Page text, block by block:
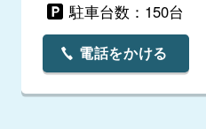
駐車台数：150台
電話をかける